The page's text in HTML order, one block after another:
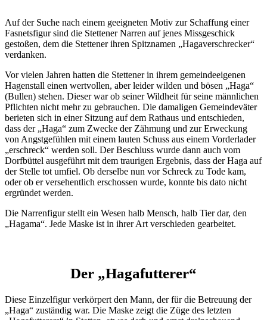
Auf der Suche nach einem geeigneten Motiv zur Schaffung einer
Fasnetsfigur sind die Stettener Narren auf jenes Missgeschick
gestoßen, dem die Stettener ihren Spitznamen „Hagaverschrecker“
verdanken.
Vor vielen Jahren hatten die Stettener in ihrem gemeindeeigenen
Hagenstall einen wertvollen, aber leider wilden und bösen „Haga“
(Bullen) stehen. Dieser war ob seiner Wildheit für seine männlichen
Pflichten nicht mehr zu gebrauchen. Die damaligen Gemeindeväter
berieten sich in einer Sitzung auf dem Rathaus und entschieden,
dass der „Haga“ zum Zwecke der Zähmung und zur Erweckung
von Angstgefühlen mit einem lauten Schuss aus einem Vorderlader
„erschreck“ werden soll. Der Beschluss wurde dann auch vom
Dorfbüttel ausgeführt mit dem traurigen Ergebnis, dass der Haga auf
der Stelle tot umfiel. Ob derselbe nun vor Schreck zu Tode kam,
oder ob er versehentlich erschossen wurde, konnte bis dato nicht
ergründet werden.
Die Narrenfigur stellt ein Wesen halb Mensch, halb Tier dar, den
„Hagama“. Jede Maske ist in ihrer Art verschieden gearbeitet.
Der „Hagafutterer“
Diese Einzelfigur verkörpert den Mann, der für die Betreuung der
„Haga“ zuständig war. Die Maske zeigt die Züge des letzten